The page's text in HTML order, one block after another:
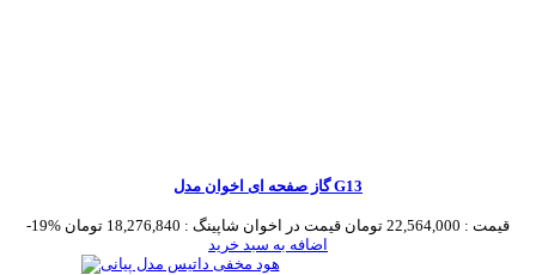
گاز صفحه ای اخوان مدل G13
-19% قیمت : 22,564,000 تومان قیمت در اخوان شاپینگ : 18,276,840 تومان
اضافه به سبد خرید